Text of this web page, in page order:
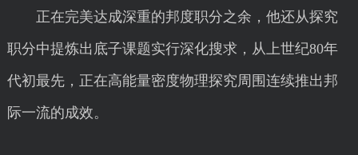
正在完美达成深重的邦度职分之余，他还从探究
职分中提炼出底子课题实行深化搜求，从上世纪80年
代初最先，正在高能量密度物理探究周围连续推出邦
际一流的成效。